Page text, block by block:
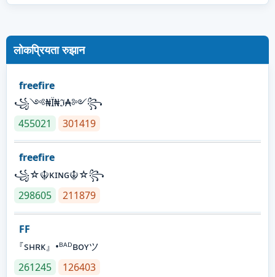
लोकप्रियता रुझान
freefire
꧁༺₦Ї₦ℑ₳༻꧂
455021
301419
freefire
꧁☆☬κɪɴɢ☬☆꧂
298605
211879
FF
『sʜʀᴋ』•ᴮᴬᴰʙᴏʏツ
261245
126403